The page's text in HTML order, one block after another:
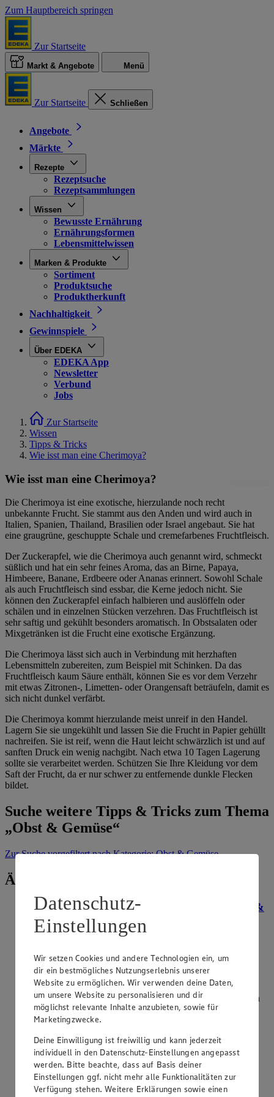
Zum Hauptbereich springen
Zur Startseite
Markt & Angebote Menü
Zur Startseite Schließen
Angebote
Märkte
Rezepte
Rezeptsuche
Rezeptsammlungen
Wissen
Bewusste Ernährung
Ernährungsformen
Lebensmittelwissen
Marken & Produkte
Sortiment
Produktsuche
Produktherkunft
Nachhaltigkeit
Gewinnspiele
Über EDEKA
EDEKA App
Newsletter
Verbund
Jobs
Zur Startseite
Wissen
Tipps & Tricks
Wie isst man eine Cherimoya?
Wie isst man eine Cherimoya?
Die Cherimoya ist eine exotische, hierzulande noch recht
unbekannte Frucht. Sie stammt aus den Anden und wird auch in
Italien, Spanien, Thailand, Brasilien oder Israel angebaut. Sie hat
eine graugrüne, geschuppte Schale und cremefarbenes Fruchtfleisch.
Der Zuckerapfel, wie die Cherimoya auch genannt wird, schmeckt
süßlich und hat ein sehr feines Aroma, das an Birne, Papaya,
Himbeere, Banane, Erdbeere oder Ananas erinnert. Sowohl Schale
als auch Fruchtfleisch sind essbar, die Kerne jedoch nicht. Sie
können den Zuckerapfel einfach halbieren und auslöffeln oder
schälen und in einzelnen Stücken verzehren. Das Fruchtfleisch ist
sehr saftig und gekühlt besonders aromatisch. In Obstsalaten oder
Mixgetränken ist die Frucht eine exotische Ergänzung.
Die Cherimoya lässt sich auch in Verbindung mit herzhaften
Lebensmitteln zubereiten, zum Beispiel mit Schinken. Da das
Fruchtfleisch kaum Säure enthält, können Sie es vor dem Verzehr
mit etwas Zitronen-, Limetten- oder Orangensaft beträufeln, damit es
sich nicht dunkel verfärbt.
Die Cherimoya kommt hierzulande meist unreif in den Handel.
Lagern Sie sie ungekühlt und lassen Sie die Frucht in Papier gehüllt
nachreifen. Sie ist reif, wenn die Haut leicht schwärzlich ist und auf
sanften Druck ein wenig nachgibt. Nach etwa 10 Tagen Lagerung
sollte sie verarbeitet werden. Schützen Sie Ihre Kleidung vor dem
Saft der Frucht, da er nur schwer zu entfernende dunkle Flecken
bildet.
Suche weitere Tipps & Tricks zum Thema
„Obst & Gemüse“
Zur Suchevorgefiltert nach Kategorie: Obst & Gemüse
Ähnliche Inhalte
Mispel verarbeiten: Wie gelingen Gelee, Mus &
Kompott?
Mispeln lassen sich vielseitig verarbeiten , doch die
Zubereitung hängt stark von der Sorte ab. Die heimische
Echte Mispel muss überreif („verblettert“) und weich sein,
bevor du das musartige Fruchtfleisch für Gelees oder Soßen
ausstreichen kannst. D…
weiterlesen
Welche gesunden Eigenschaften besitzt
Feldsalat?
Datenschutz-
Einstellungen
Wir setzen Cookies und andere Technologien ein, um
dir ein bestmögliches Nutzungserlebnis unserer
Website zu ermöglichen. Wir verwenden deine Daten,
um unsere Website zu personalisieren und dir
möglichst relevante Inhalte anzubieten, sowie für
Marketingzwecke.
Deine Einwilligung ist freiwillig und kann jederzeit
individuell in den Datenschutz-Einstellungen angepasst
werden. Bitte beachte, dass auf Basis deiner
Einstellungen ggf. nicht mehr alle Funktionalitäten zur
Verfügung stehen. Weitere Erklärungen sowie einen